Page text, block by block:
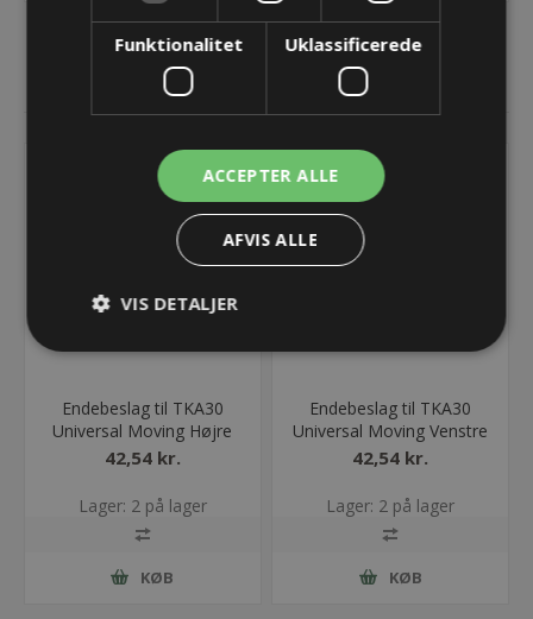
RELATEREDE PRODUKTER
Endebeslag til TKA30
Universal Moving Højre
42,54 kr.
Lager: 2 på lager
KØB
Endebeslag til TKA30
Universal Moving Venstre
42,54 kr.
Lager: 2 på lager
KØB
Funktionalitet Uklassificerede
ACCEPTER ALLE
AFVIS ALLE
VIS DETALJER